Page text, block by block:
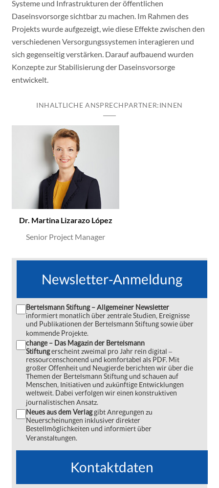
Systeme und Infrastrukturen der öffentlichen
Daseinsvorsorge sichtbar zu machen. Im Rahmen des
Projekts wurde aufgezeigt, wie diese Effekte zwischen den
verschiedenen Versorgungssystemen interagieren und
sich gegenseitig verstärken. Darauf aufbauend wurden
Konzepte zur Stabilisierung der Daseinsvorsorge
entwickelt.
INHALTLICHE ANSPRECHPARTNER:INNEN
Dr. Martina Lizarazo López
Senior Project Manager
Newsletter-Anmeldung
Bertelsmann Stiftung – Allgemeiner Newsletter
informiert monatlich über zentrale Studien, Ereignisse
und Publikationen der Bertelsmann Stiftung sowie über
kommende Projekte.
change – Das Magazin der Bertelsmann
Stiftungerscheint zweimal pro Jahr rein digital ‒
ressourcenschonend und komfortabel als PDF. Mit
großer Offenheit und Neugierde berichten wir über die
Themen der Bertelsmann Stiftung und schauen auf
Menschen, Initiativen und zukünftige Entwicklungen
weltweit. Dabei verfolgen wir einen konstruktiven
journalistischen Ansatz.
Neues aus dem Verlaggibt Anregungen zu
Neuerscheinungen inklusiver direkter
Bestellmöglichkeiten und informiert über
Veranstaltungen.
Kontaktdaten